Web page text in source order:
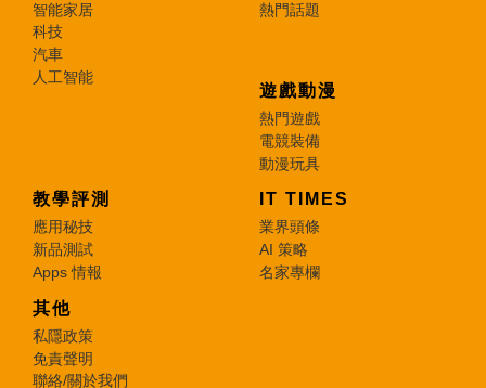
智能家居
科技
汽車
人工智能
熱門話題
遊戲動漫
熱門遊戲
電競裝備
動漫玩具
教學評測
應用秘技
新品測試
Apps 情報
IT TIMES
業界頭條
AI 策略
名家專欄
其他
私隱政策
免責聲明
聯絡/關於我們